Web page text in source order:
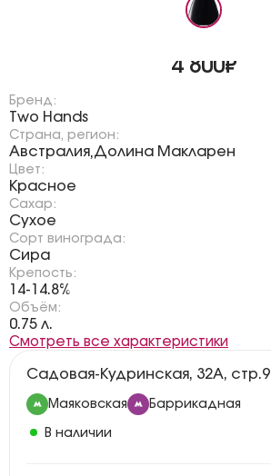
4 800₽
Бренд:
Two Hands
Страна, регион:
Австралия,Долина Макларен
Цвет:
Красное
Сахар:
Сухое
Сорт винограда:
Сира
Крепость:
14-14.8%
Объём:
0.75 л.
Смотреть все характеристики
Садовая-Кудринская, 32А, стр.9
Маяковская Баррикадная
В наличии